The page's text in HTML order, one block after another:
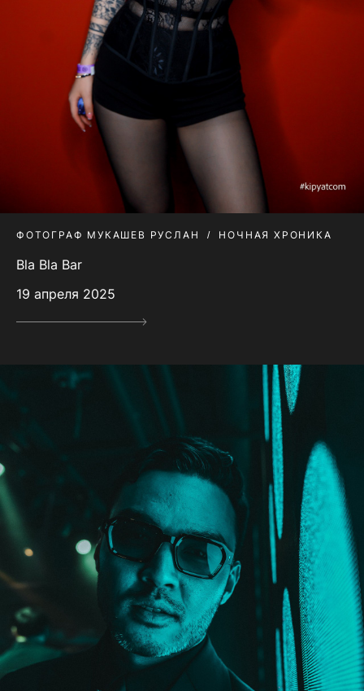
ФОТОГРАФ МУКАШЕВ РУСЛАН НОЧНАЯ ХРОНИКА
Bla Bla Bar
19 апреля 2025